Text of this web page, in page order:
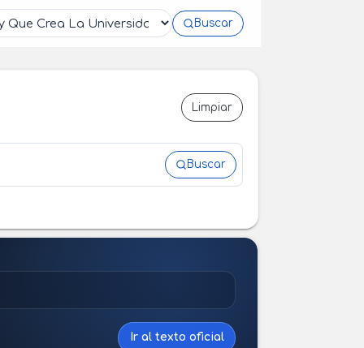
Buscar
Limpiar
Buscar
Ir al texto oficial